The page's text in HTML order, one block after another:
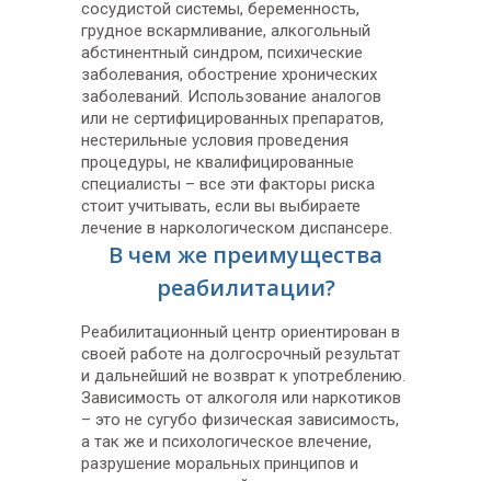
сосудистой системы, беременность,
грудное вскармливание, алкогольный
абстинентный синдром, психические
заболевания, обострение хронических
заболеваний. Использование аналогов
или не сертифицированных препаратов,
нестерильные условия проведения
процедуры, не квалифицированные
специалисты – все эти факторы риска
стоит учитывать, если вы выбираете
лечение в наркологическом диспансере.
В чем же преимущества
реабилитации?
Реабилитационный центр ориентирован в
своей работе на долгосрочный результат
и дальнейший не возврат к употреблению.
Зависимость от алкоголя или наркотиков
– это не сугубо физическая зависимость,
а так же и психологическое влечение,
разрушение моральных принципов и